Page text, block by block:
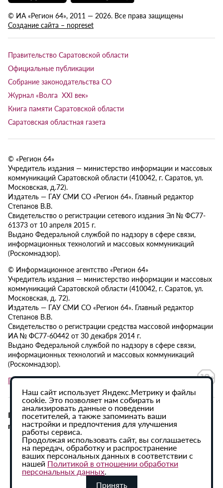
© ИА «Регион 64», 2011 — 2026. Все права защищены
Создание сайта – nopreset
Правительство Саратовской области
Официальные публикации
Собрание законодательства СО
Журнал «Волга XXI век»
Книга памяти Саратовской области
Саратовская областная газета
© «Регион 64»
Учредитель издания — министерство информации и массовых
коммуникаций Саратовской области (410042, г. Саратов, ул.
Московская, д.72).
Издатель — ГАУ СМИ СО «Регион 64». Главный редактор
Степанов В.В.
Свидетельство о регистрации сетевого издания Эл № ФС77-
61373 от 10 апреля 2015 г.
Выдано Федеральной службой по надзору в сфере связи,
информационных технологий и массовых коммуникаций
(Роскомнадзор).
© Информационное агентство «Регион 64»
Учредитель издания — министерство информации и массовых
коммуникаций Саратовской области (410042, г. Саратов, ул.
Московская, д. 72).
Издатель — ГАУ СМИ СО «Регион 64». Главный редактор
Степанов В.В.
Свидетельство о регистрации средства массовой информации
ИА № ФС77-60442 от 30 декабря 2014 г.
Выдано Федеральной службой по надзору в сфере связи,
информационных технологий и массовых коммуникаций
(Роскомнадзор).
Политика в отношении обработки персональных данных
При использовании материалов сайта активная
гиперссылка на ИА «Регион 64» обязательна.
Наш сайт использует Яндекс.Метрику и файлы
cookie. Это позволяет нам собирать и
анализировать данные о поведении
посетителей, а также запоминать ваши
настройки и предпочтения для улучшения
работы сервиса.
Продолжая использовать сайт, вы соглашаетесь
на передач, обработку и распространение
ваших персональных данных в соответствии с
нашей Политикой в отношении обработки
персональных данных.
Принять